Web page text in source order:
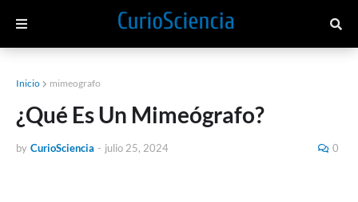
Inicio mimeografo
¿Qué Es Un Mimeógrafo?
by CurioSciencia - julio 25, 2024 0